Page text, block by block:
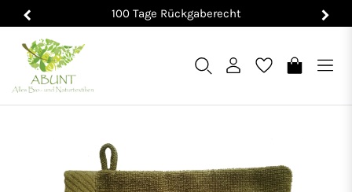
100 Tage Rückgaberecht